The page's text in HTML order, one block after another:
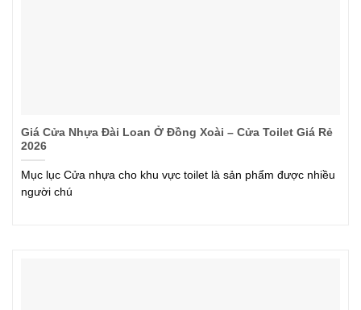
Giá Cửa Nhựa Đài Loan Ở Đồng Xoài – Cửa Toilet Giá Rẻ
2026
Mục lục Cửa nhựa cho khu vực toilet là sản phẩm được nhiều
người chú